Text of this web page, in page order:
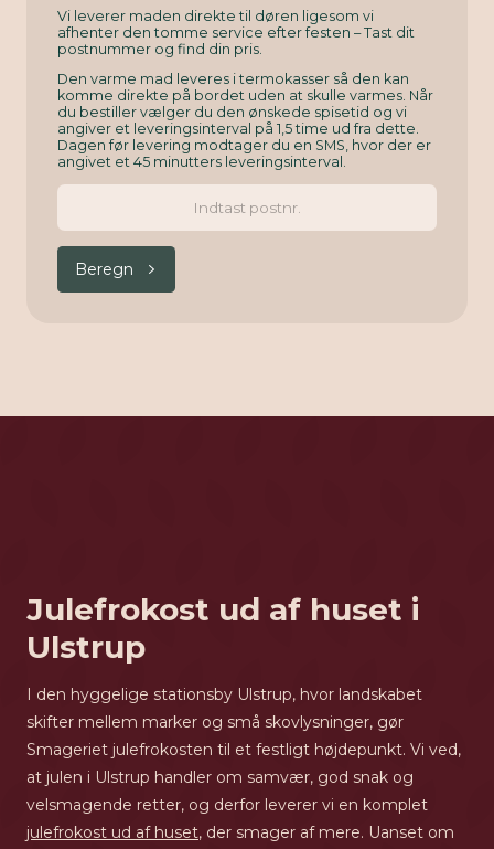
Vi leverer maden direkte til døren ligesom vi
afhenter den tomme service efter festen – Tast dit
postnummer og find din pris.
Den varme mad leveres i termokasser så den kan
komme direkte på bordet uden at skulle varmes. Når
du bestiller vælger du den ønskede spisetid og vi
angiver et leveringsinterval på 1,5 time ud fra dette.
Dagen før levering modtager du en SMS, hvor der er
angivet et 45 minutters leveringsinterval.
Beregn
Julefrokost ud af huset i
Ulstrup
I den hyggelige stationsby Ulstrup, hvor landskabet
skifter mellem marker og små skovlysninger, gør
Smageriet julefrokosten til et festligt højdepunkt. Vi ved,
at julen i Ulstrup handler om samvær, god snak og
velsmagende retter, og derfor leverer vi en komplet
julefrokost ud af huset, der smager af mere. Uanset om